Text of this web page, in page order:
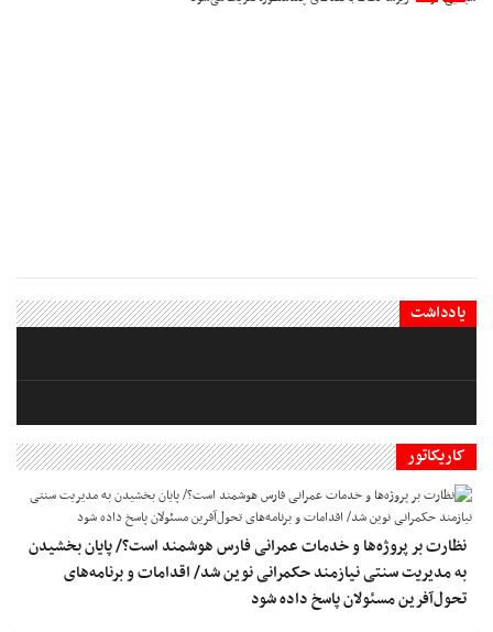
یادداشت
کاریکاتور
نظارت بر پروژه‌ها و خدمات عمرانی فارس هوشمند است؟/ پایان بخشیدن
به مدیریت سنتی نیازمند حکمرانی نوین شد/ اقدامات و برنامه‌های
تحول‌آفرین مسئولان پاسخ داده شود